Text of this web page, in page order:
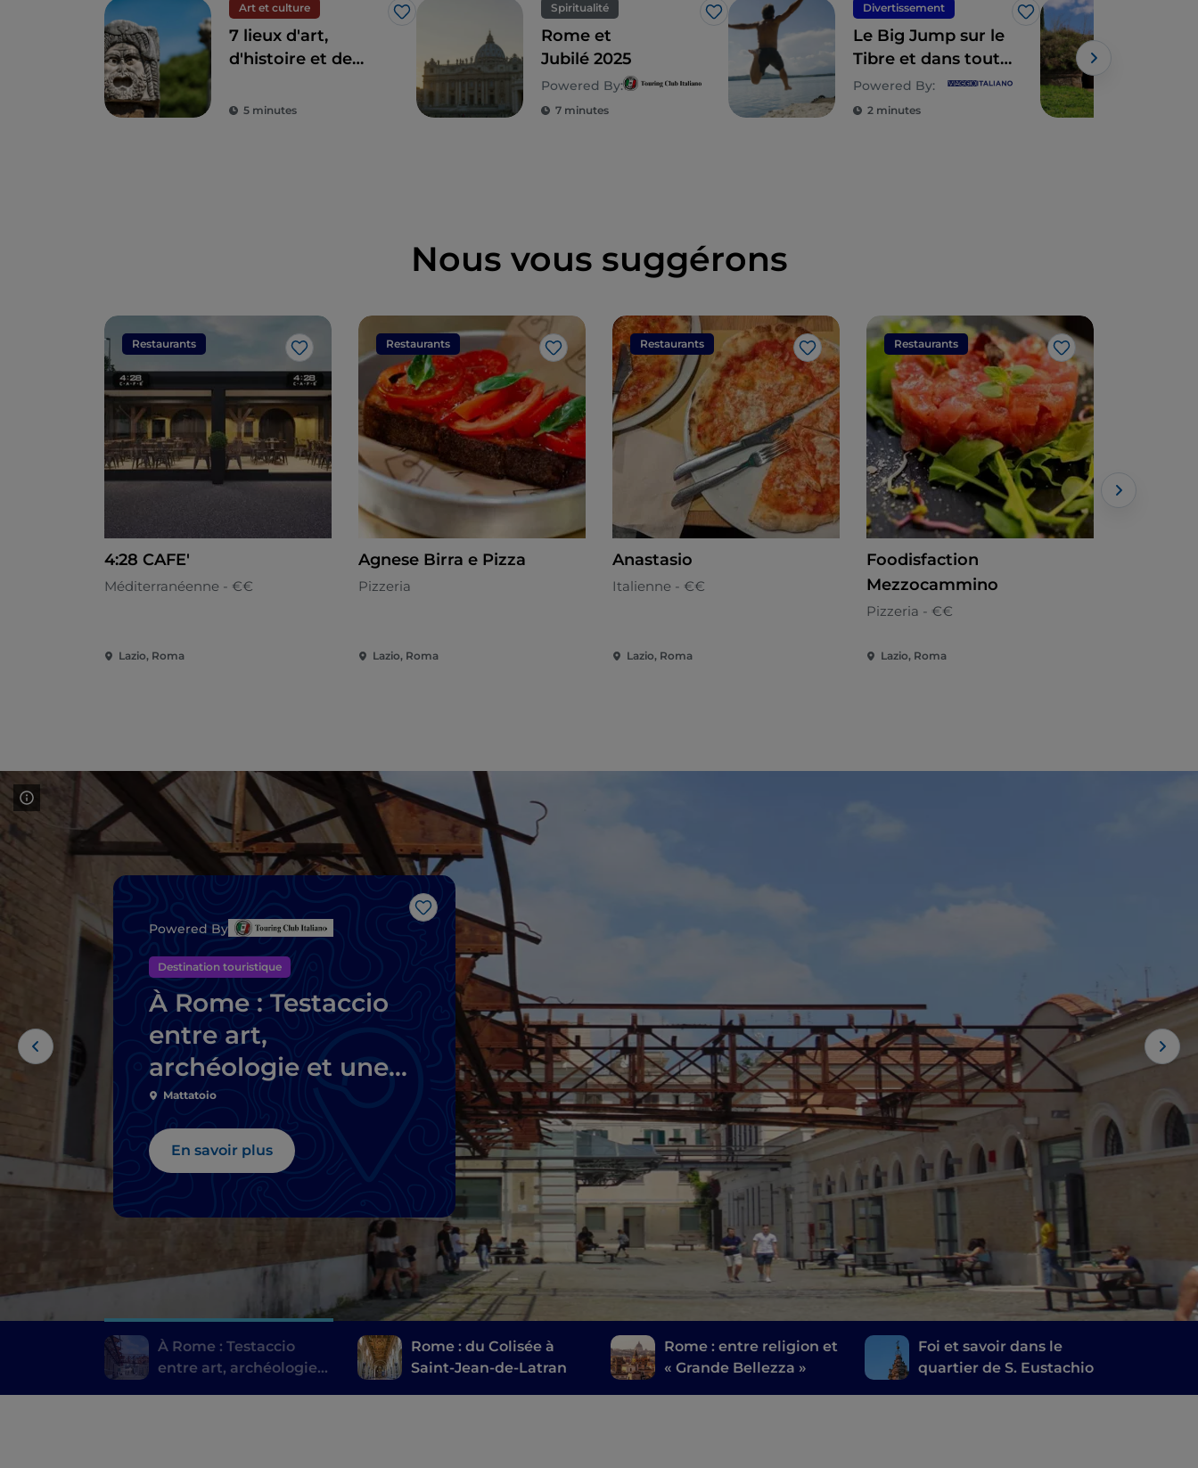
Art et culture
J’aime
7 lieux d'art,
d'histoire et de
heure de Rome
5 minutes
Spiritualité
J’aime
Rome et
Jubilé 2025
Powered By:
7 minutes
Divertissement
J’aime
Le Big Jump sur le
Tibre et dans toute
l'Europe
Powered By:
2 minutes
Nous vous suggérons
Restaurants
J’aime
4:28 CAFE'
Méditerranéenne - €€
Lazio, Roma
Restaurants
J’aime
Agnese Birra e Pizza
Pizzeria
Lazio, Roma
Restaurants
J’aime
Anastasio
Italienne - €€
Lazio, Roma
Restaurants
J’aime
Foodisfaction
Mezzocammino
Pizzeria - €€
Lazio, Roma
J’aime
Powered By
Destination touristique
À Rome : Testaccio
entre art,
archéologie et une
cuisine de rue très
romaine
Mattatoio
En savoir plus
À Rome : Testaccio
entre art, archéologie
Rome : du Colisée à
Saint-Jean-de-Latran
Rome : entre religion et
« Grande Bellezza »
Foi et savoir dans le
quartier de S. Eustachio